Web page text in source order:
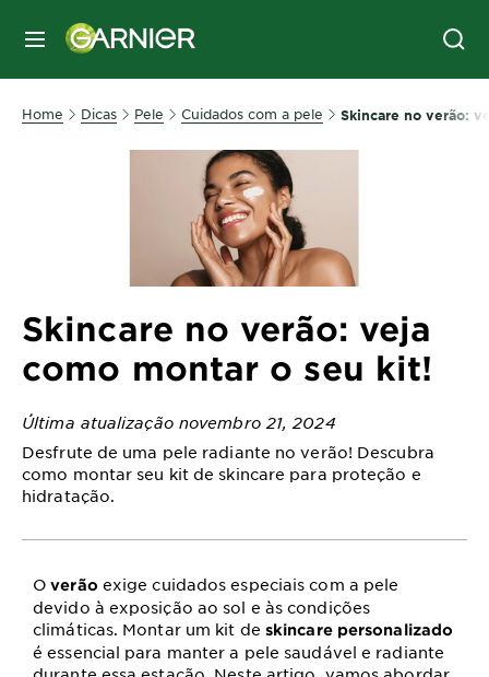
MENU
Home Dicas Pele Cuidados com a pele Skincare no verão:
Skincare no verão: veja
como montar o seu kit!
Última atualização novembro 21, 2024
Desfrute de uma pele radiante no verão! Descubra
como montar seu kit de skincare para proteção e
hidratação.
Overão exige cuidados especiais com a pele
devido à exposição ao sol e às condições
climáticas. Montar um kit de skincare personalizado
é essencial para manter a pele saudável e radiante